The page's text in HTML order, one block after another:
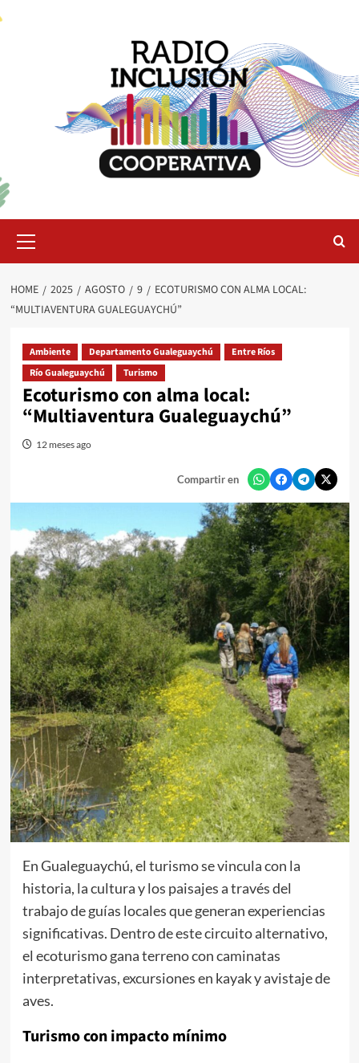
Menu
HOME 2025 AGOSTO 9
ECOTURISMO CON ALMA LOCAL:
“MULTIAVENTURA GUALEGUAYCHÚ”
Ambiente Departamento Gualeguaychú
Entre Ríos
Río Gualeguaychú
Turismo
Ecoturismo con alma local:
“Multiaventura Gualeguaychú”
12 meses ago
Compartir en
En Gualeguaychú, el turismo se vincula con la
historia, la cultura y los paisajes a través del
trabajo de guías locales que generan experiencias
significativas. Dentro de este circuito alternativo,
el ecoturismo gana terreno con caminatas
interpretativas, excursiones en kayak y avistaje de
aves.
Turismo con impacto mínimo